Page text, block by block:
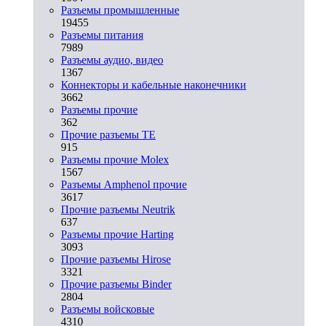
Разъeмы промышленные
19455
Разъeмы питания
7989
Разъeмы аудио, видео
1367
Коннекторы и кабельные наконечники
3662
Разъeмы прочие
362
Прочие разъемы TE
915
Разъемы прочие Molex
1567
Разъемы Amphenol прочие
3617
Прочие разъемы Neutrik
637
Разъемы прочие Harting
3093
Прочие разъемы Hirose
3321
Прочие разъемы Binder
2804
Разъемы войсковые
4310